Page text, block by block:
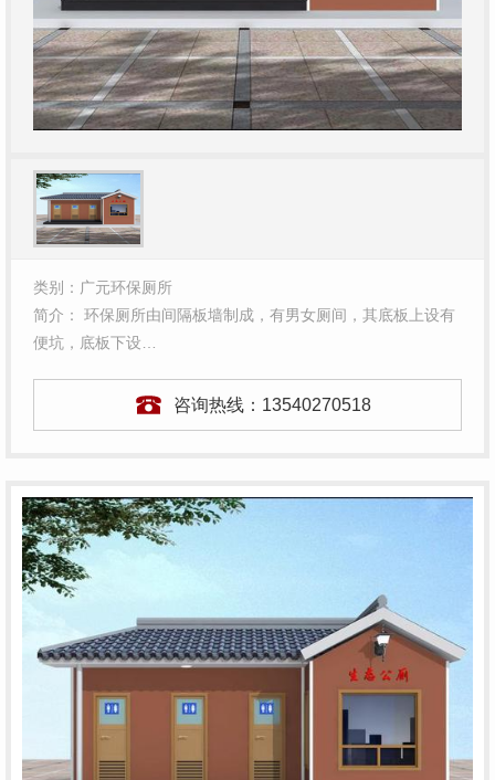
类别：广元环保厕所
简介： 环保厕所由间隔板墙制成，有男女厕间，其底板上设有
便坑，底板下设…
咨询热线： 13540270518